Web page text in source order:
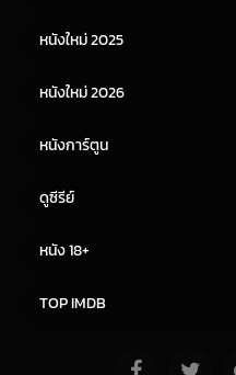
หนังจีน
หนังใหม่ 2025
หนังใหม่ 2026
หนังการ์ตูน
ดูซีรีย์
หนัง 18+
TOP IMDB